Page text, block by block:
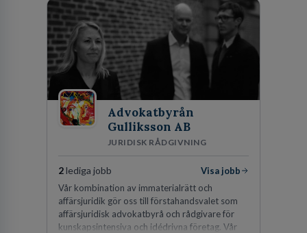
Advokatbyrån
Gulliksson AB
JURIDISK RÅDGIVNING
2lediga jobb
Visa jobb
Vår kombination av immaterialrätt och
affärsjuridik gör oss till förstahandsvalet som
affärsjuridisk advokatbyrå och rådgivare för
kunskapsintensiva och idédrivna företag. Vår